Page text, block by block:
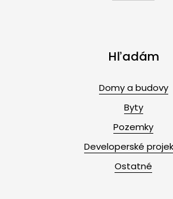
Hľadám
Domy a budovy
Byty
Pozemky
Developerské
Ostatné